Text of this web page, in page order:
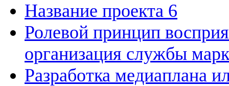
Название проекта 6
Ролевой принцип
организация службы
Разработка медиаплана